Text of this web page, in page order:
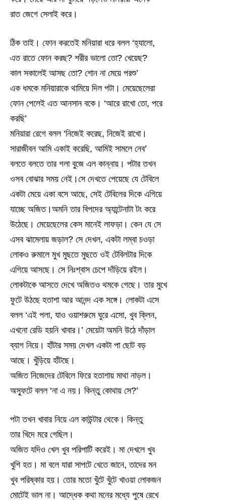
রাত জেগে সেলাই করে।
ঠিক তাই। ফোন করতেই মনিয়ারা ধরে বলল ‘হ্যালো,
এত রাতে ফোন করছ? শরীর ভালো তো? খেয়েছ?
কাল সকালেই আসছ তো? শোন না মেয়ে পরশু’
এক ধমকে মনিয়ারাকে থামিয়ে দিল পটা। মেয়েছেলেরা
ফোন পেলেই এত আনসান বকে। ‘আরে রাখো তো, পরে
করছি’
মনিয়ারা রেগে বলল ‘নিজেই করেছ, নিজেই রাখো।
সারাজীবন আমি একাই করেছি, আমিই সামলে নেব’
বলতে বলতে তার গলা বুজে এল কান্নায়। পটার তখন
ওসব বোঝার সময় নেই।সে দেখতে পেয়েছে যে টেবিলে
একটা মেয়ে একা বসে আছে, সেই টেবিলের দিকে এগিয়ে
যাচ্ছে অজিত।অমনি তার বিপদের অ্যান্টেনাটা টং করে
উঠেছে। মেয়েছেলের কেস মানেই লাফড়া। কেন যে সে
এসব ঝামেলায় জড়াল? সে দেখল, একটা লম্বা চওড়া
লোকও রুমালে মুখ মুছতে মুছতে ওই টেবিলটার দিকে
এগিয়ে আসছে। সে নিঃশ্বাস চেপে দাঁড়িয়ে রইল।
লোকটাকে আসতে দেখে অজিতও থমকে গেছে। তার মুখে
ফুটে উঠছে হতাশা আর আনন্দ এক সঙ্গে। লোকটা এসে
বলল ‘এই পলা, যাও ওয়াশরুমে ঘুরে এসো, খুব ক্লিন,
এখনো রেডি হয়নি খাবার।’ মেয়েটা অমনি উঠে দাঁড়াল
ব্যাগ নিয়ে। হাঁটার সময় দেখল একটা পা ছোট বড়
আছে। খুঁড়িয়ে হাঁটছে।
অজিত নিজেদের টেবিলে ফিরে হতাশায় মাথা নাড়ল।
অস্ফুটে বলল ‘না এ নয়। কিন্তু কোথায় সে?’
পটা তখন খাবার নিয়ে এল কাউন্টার থেকে। কিন্তু
তার খিদে মরে গেছিল।
অজিত যদিও খেল খুব পরিপাটি করেই। মা দেখলে খুব
খুশি হত। মা বলে যারা সাপটে খেতে জানে, তাদের মন
খুব পরিষ্কার হয়। তোর মতো খুঁটে খুঁটে খাওয়া লোকজন
মোটেই ভাল না। আদ্ধেক কথা মনের মধ্যে পুষে রেখে